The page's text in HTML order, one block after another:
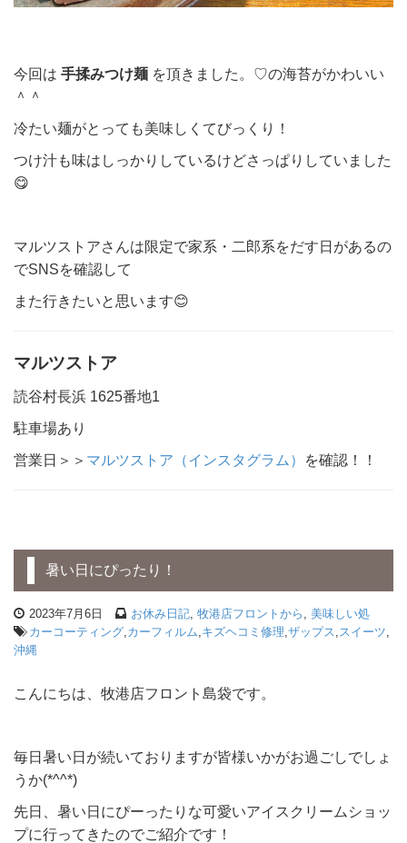
今回は 手揉みつけ麺 を頂きました。♡の海苔がかわいい
＾＾
冷たい麺がとっても美味しくてびっくり！
つけ汁も味はしっかりしているけどさっぱりしていました
😋
マルツストアさんは限定で家系・二郎系をだす日があるの
でSNSを確認して
また行きたいと思います😊
マルツストア
読谷村長浜 1625番地1
駐車場あり
営業日＞＞ マルツストア（インスタグラム） を確認！！
暑い日にぴったり！
2023年7月6日 お休み日記 牧港店フロントから
美味しい処
カーコーティング カーフィルム キズヘコミ修理 ザップス スイーツ
沖縄
こんにちは、牧港店フロント島袋です。
毎日暑い日が続いておりますが皆様いかがお過ごしでしょ
うか(*^^*)
先日、暑い日にぴーったりな可愛いアイスクリームショッ
プに行ってきたのでご紹介です！